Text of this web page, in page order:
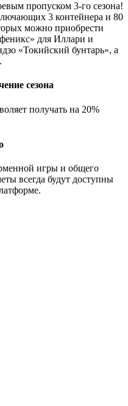
пропуском 3-го сезона!
3 контейнера и 80
можно приобрести
для Иллари и
«Токийский бунтарь», а
сезона
получать на 20%
игры и общего
всегда будут доступны